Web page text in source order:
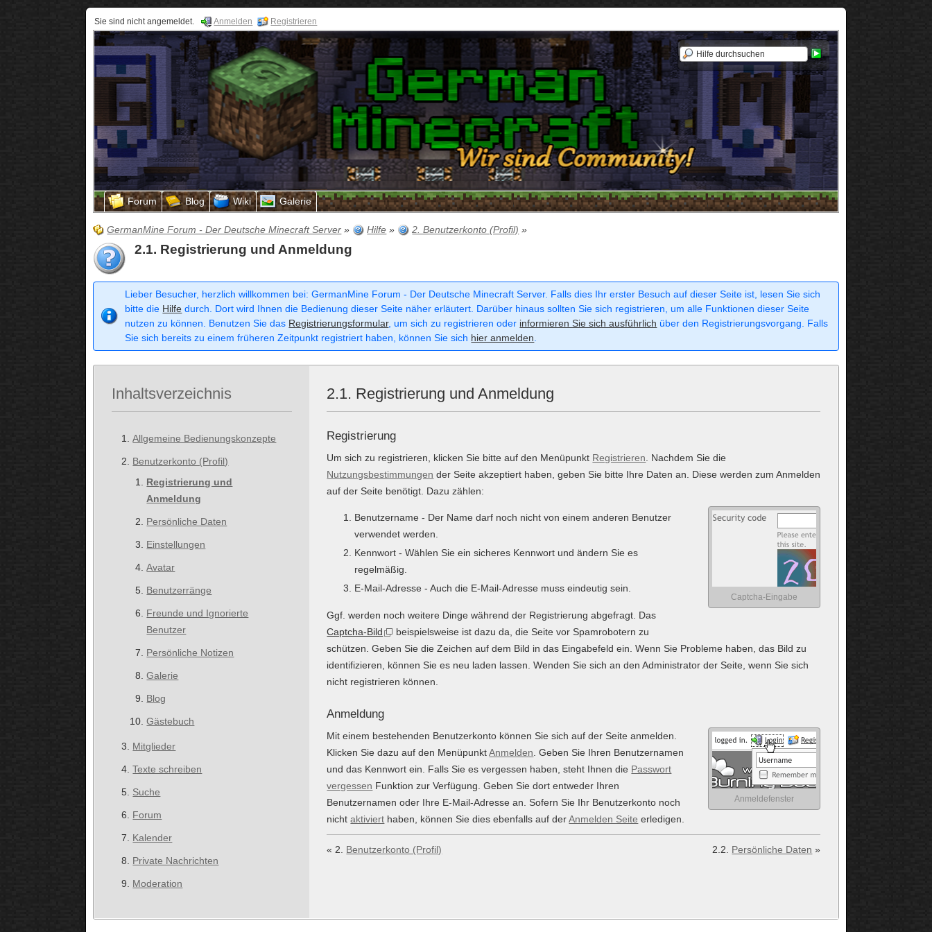
Sie sind nicht angemeldet. Anmelden Registrieren
Forum Blog Wiki Galerie
GermanMine Forum - Der Deutsche Minecraft Server » Hilfe » 2. Benutzerkonto (Profil) »
2.1. Registrierung und Anmeldung
Lieber Besucher, herzlich willkommen bei: GermanMine Forum - Der Deutsche Minecraft Server. Falls dies Ihr erster Besuch auf dieser Seite ist, lesen Sie sich
bitte die Hilfe durch. Dort wird Ihnen die Bedienung dieser Seite näher erläutert. Darüber hinaus sollten Sie sich registrieren, um alle Funktionen dieser Seite
nutzen zu können. Benutzen Sie das Registrierungsformular, um sich zu registrieren oder informieren Sie sich ausführlich über den Registrierungsvorgang. Falls
Sie sich bereits zu einem früheren Zeitpunkt registriert haben, können Sie sich hier anmelden
Inhaltsverzeichnis
Allgemeine Bedienungskonzepte
Benutzerkonto (Profil)
Registrierung und
Anmeldung
Persönliche Daten
Einstellungen
Avatar
Benutzerränge
Freunde und Ignorierte
Benutzer
Persönliche Notizen
Galerie
Blog
Gästebuch
Mitglieder
Texte schreiben
Suche
Forum
Kalender
Private Nachrichten
Moderation
2.1. Registrierung und Anmeldung
Registrierung
Um sich zu registrieren, klicken Sie bitte auf den Menüpunkt Registrieren . Nachdem Sie die
Nutzungsbestimmungen der Seite akzeptiert haben, geben Sie bitte Ihre Daten an. Diese werden zum Anmelden
auf der Seite benötigt. Dazu zählen:
Captcha-Eingabe
Benutzername - Der Name darf noch nicht von einem anderen Benutzer
verwendet werden.
Kennwort - Wählen Sie ein sicheres Kennwort und ändern Sie es
regelmäßig.
E-Mail-Adresse - Auch die E-Mail-Adresse muss eindeutig sein.
Ggf. werden noch weitere Dinge während der Registrierung abgefragt. Das
Captcha-Bild
beispielsweise ist dazu da, die Seite vor Spamrobotern zu
schützen. Geben Sie die Zeichen auf dem Bild in das Eingabefeld ein. Wenn Sie Probleme haben, das Bild zu
identifizieren, können Sie es neu laden lassen. Wenden Sie sich an den Administrator der Seite, wenn Sie sich
nicht registrieren können.
Anmeldung
Anmeldefenster
Mit einem bestehenden Benutzerkonto können Sie sich auf der Seite anmelden.
Klicken Sie dazu auf den MenüpunktAnmelden . Geben Sie Ihren Benutzernamen
und das Kennwort ein. Falls Sie es vergessen haben, steht Ihnen die Passwort
vergessen Funktion zur Verfügung. Geben Sie dort entweder Ihren
Benutzernamen oder Ihre E-Mail-Adresse an. Sofern Sie Ihr Benutzerkonto noch
nichtaktiviert haben, können Sie dies ebenfalls auf derAnmelden Seite erledigen.
« 2. Benutzerkonto (Profil) 2.2. Persönliche Daten »